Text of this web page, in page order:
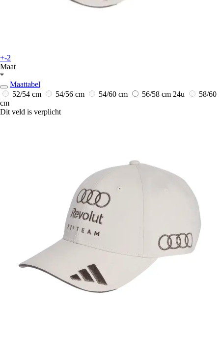
+-2
Maat
*
Maattabel
52/54 cm
54/56 cm 54/60 cm 56/58 cm 24u
58/60
cm
Dit veld is verplicht